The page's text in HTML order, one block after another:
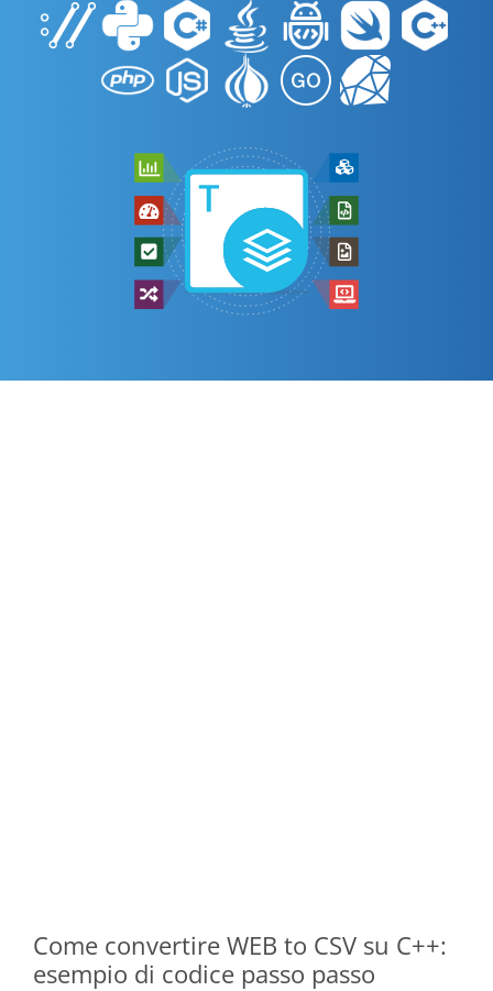
Come convertire WEB to CSV su C++:
esempio di codice passo passo